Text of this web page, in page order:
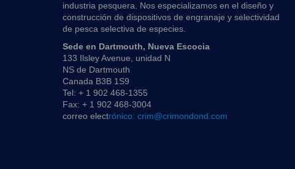
industria pesquera. Nos especializamos en el diseño y
construcción de dispositivos de engranaje y selectividad
de pesca selectiva de especies.
Sede en Dartmouth, Nueva Escocia
133 Ilsley Avenue, unidad N
NS de Dartmouth
Canada B3B 1S9
Tel: + 1 902 468-1355
Fax: + 1 902 468-3004
correo electrónico: crim@crimondond.com